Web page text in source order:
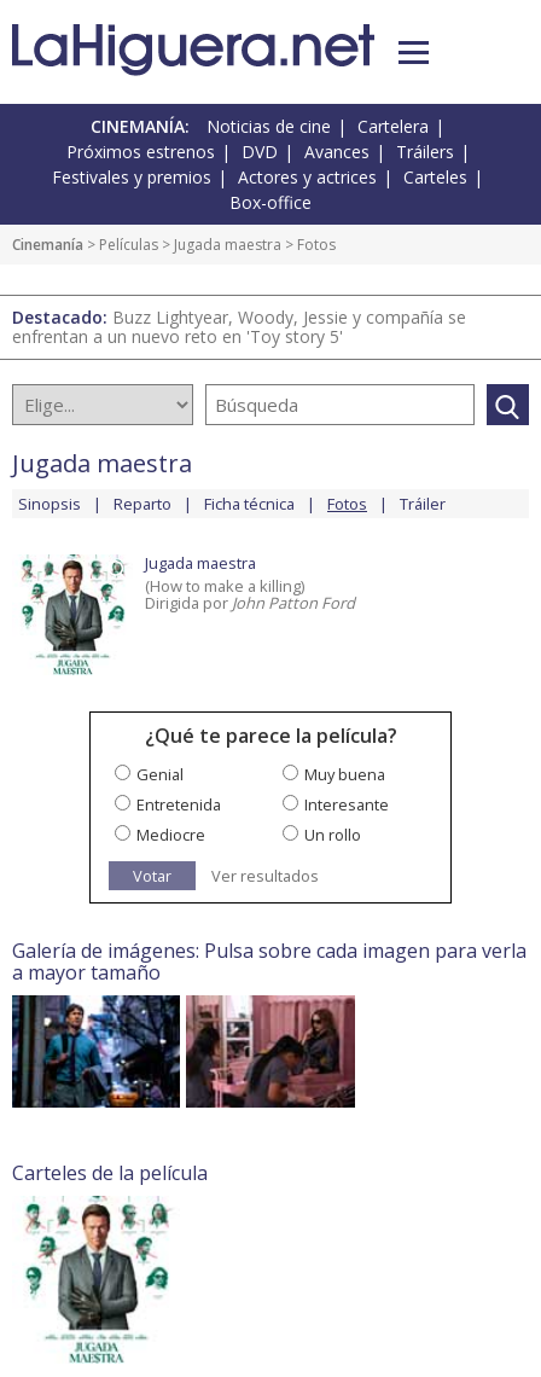
CINEMANÍA: Noticias de cine
Cartelera
Próximos estrenos
DVD Avances
Tráilers
Festivales y premios
Actores y actrices
Carteles
Box-office
Cinemanía > Películas > Jugada maestra > Fotos
Destacado: Buzz Lightyear, Woody, Jessie y compañía se
enfrentan a un nuevo reto en 'Toy story 5'
Jugada maestra
Sinopsis Reparto Ficha técnica Fotos Tráiler
Jugada maestra
(How to make a killing)
Dirigida por John Patton Ford
¿Qué te parece la película?
Genial
Muy buena
Entretenida
Interesante
Mediocre
Un rollo
Votar
Ver resultados
Galería de imágenes: Pulsa sobre cada imagen para verla
a mayor tamaño
Carteles de la película